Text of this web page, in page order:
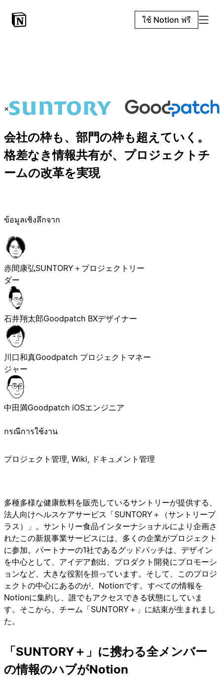
ใช้ Notion ฟรี
×
会社の枠も、部門の枠も超えていく。
格差なき情報共有が、プロジェクトチ
ームの改革を実現
多種多様な健康飲料を販売しているサントリーが提供する、
法人向けヘルスケアサービス「SUNTORY＋（サントリープ
ラス）」。サントリー食品インターナショナルにより企画さ
れたこの新規事業サービスには、多くの企業がプロジェクト
に参加。パートナーの1社であるグッドパッチは、デザイン
を中心として、アイデア創出、プロダクト開発にプロモーシ
ョンなど、大きな役割を担っています。そして、このプロジ
ェクトの中心にあるのが、Notionです。すべての情報を
Notionに集約し、誰でもアクセスできる状態にしていま
す。そこから、チーム「SUNTORY＋」に結束が生まれまし
た。
「SUNTORY＋」に携わる全メンバー
の情報のハブがNotion
ข้อมูลเชิงลึกจาก
赤間康弘SUNTORY＋プロジェクトリー
ダー
石井翔太郎Goodpatch BXデザイナー
川口和真Goodpatch プロジェクトマネー
ジャー
中田満Goodpatch iOSエンジニア
กรณีการใช้งาน
プロジェクト管理, Wiki, ドキュメント管理